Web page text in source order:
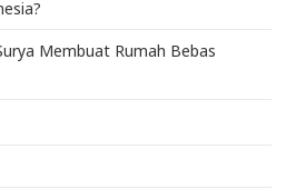
Membuat Rumah Bebas